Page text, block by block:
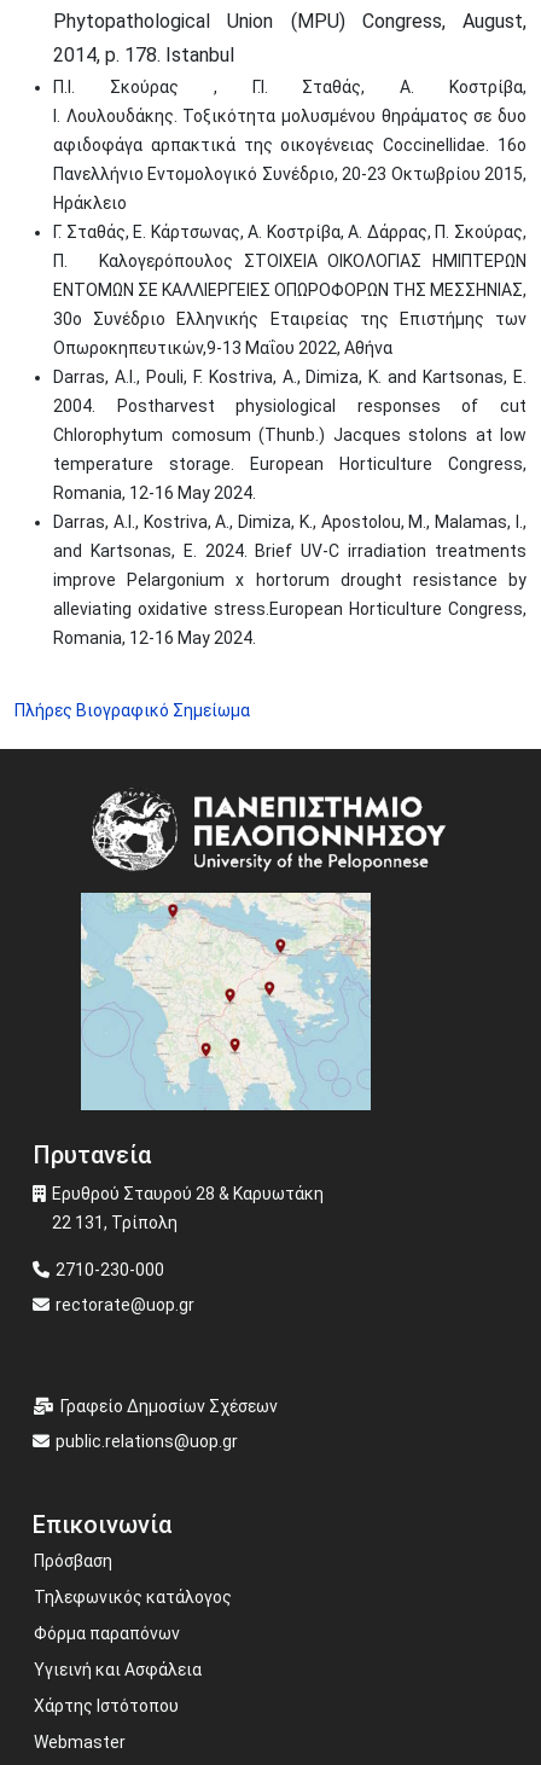
Phytopathological Union (MPU) Congress, August,
2014, p. 178. Istanbul
Π.Ι. Σκούρας , Γ.Ι. Σταθάς, Α. Κοστρίβα,
Ι. Λουλουδάκης. Τοξικότητα μολυσμένου θηράματος σε δυο
αφιδοφάγα αρπακτικά της οικογένειας Coccinellidae. 16ο
Πανελλήνιο Εντομολογικό Συνέδριο, 20-23 Οκτωβρίου 2015,
Ηράκλειο
Γ. Σταθάς, Ε. Κάρτσωνας, Α. Κοστρίβα, Α. Δάρρας, Π. Σκούρας,
Π. Καλογερόπουλος ΣΤΟΙΧΕΙΑ ΟΙΚΟΛΟΓΙΑΣ ΗΜΙΠΤΕΡΩΝ
ΕΝΤΟΜΩΝ ΣΕ ΚΑΛΛΙΕΡΓΕΙΕΣ ΟΠΩΡΟΦΟΡΩΝ ΤΗΣ ΜΕΣΣΗΝΙΑΣ,
30o Συνέδριο Ελληνικής Εταιρείας της Επιστήμης των
Οπωροκηπευτικών,9-13 Μαΐου 2022, Αθήνα
Darras, A.I., Pouli, F. Kostriva, A., Dimiza, K. and Kartsonas, E.
2004. Postharvest physiological responses of cut
Chlorophytum comosum (Thunb.) Jacques stolons at low
temperature storage. European Horticulture Congress,
Romania, 12-16 May 2024.
Darras, A.I., Kostriva, A., Dimiza, K., Apostolou, M., Malamas, I.,
and Kartsonas, E. 2024. Brief UV-C irradiation treatments
improve Pelargonium x hortorum drought resistance by
alleviating oxidative stress.European Horticulture Congress,
Romania, 12-16 May 2024.
Πλήρες Βιογραφικό Σημείωμα
Πρυτανεία
Ερυθρού Σταυρού 28 & Καρυωτάκη
22 131, Τρίπολη
2710-230-000
rectorate@uop.gr
Γραφείο Δημοσίων Σχέσεων
public.relations@uop.gr
Επικοινωνία
Πρόσβαση
Τηλεφωνικός κατάλογος
Φόρμα παραπόνων
Υγιεινή και Ασφάλεια
Χάρτης Ιστότοπου
Webmaster